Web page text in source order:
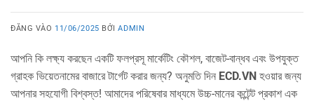
ĐĂNG VÀO 11/06/2025 BỞIADMIN
আপনি কি লক্ষ্য করছেন একটি ফলপ্রসূ মার্কেটিং কৌশল, বাজেট-বান্ধব এবং উপযুক্ত
গ্রাহক ভিয়েতনামের বাজারে টার্গেট করার জন্য? অনুমতি দিন ECD.VN হওয়ার জন্য
আপনার সহযোগী বিশ্বস্ত! আমাদের পরিষেবার মাধ্যমে উচ্চ-মানের কন্টেন্ট প্রকাশ এক